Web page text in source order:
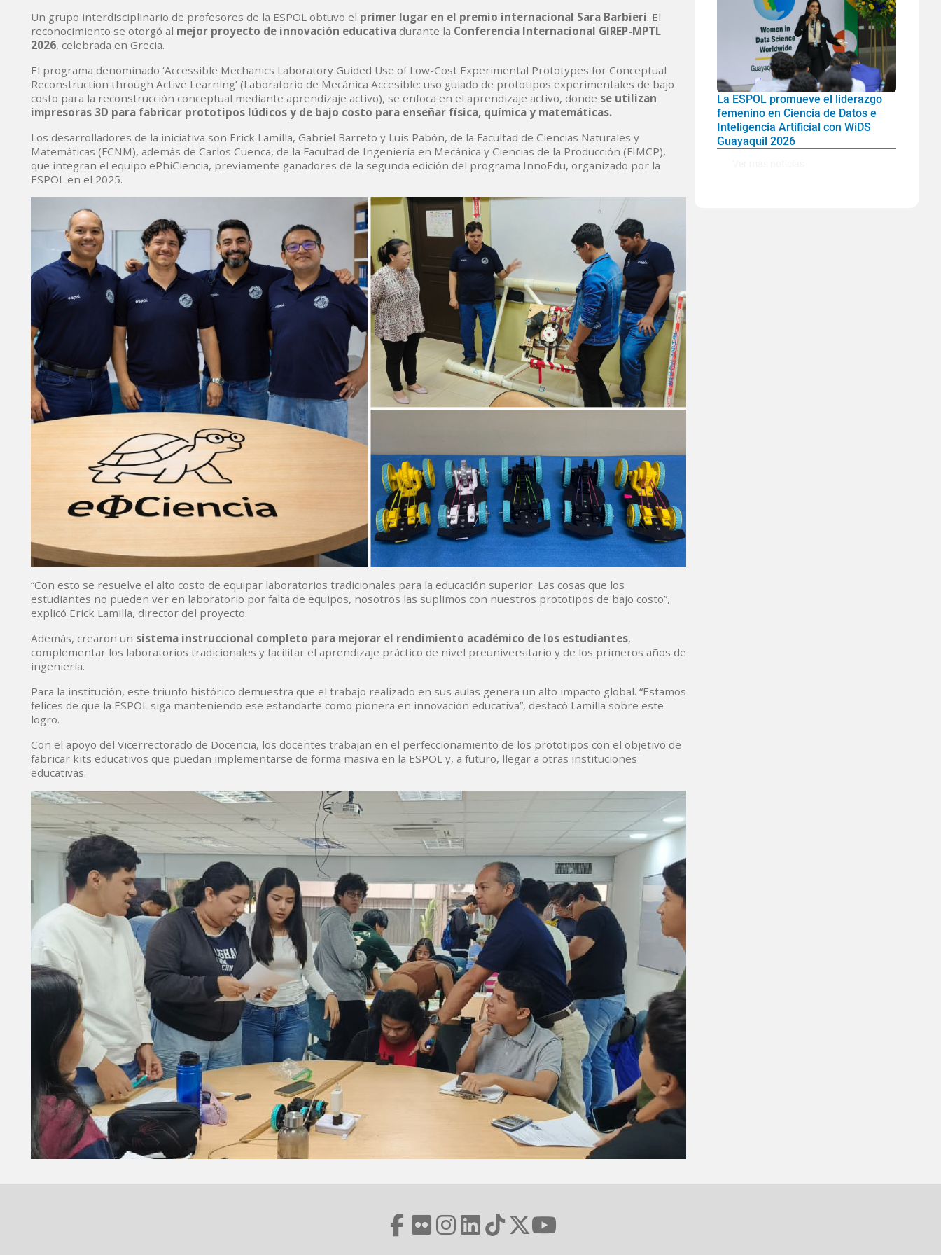
Un grupo interdisciplinario de profesores de la ESPOL obtuvo el primer lugar en el premio internacional Sara Barbieri. El
reconocimiento se otorgó al mejor proyecto de innovación educativa durante la Conferencia Internacional GIREP-MPTL
2026, celebrada en Grecia.
El programa denominado ‘Accessible Mechanics Laboratory Guided Use of Low-Cost Experimental Prototypes for Conceptual
Reconstruction through Active Learning’ (Laboratorio de Mecánica Accesible: uso guiado de prototipos experimentales de bajo
costo para la reconstrucción conceptual mediante aprendizaje activo), se enfoca en el aprendizaje activo, donde se utilizan
impresoras 3D para fabricar prototipos lúdicos y de bajo costo para enseñar física, química y matemáticas.
Los desarrolladores de la iniciativa son Erick Lamilla, Gabriel Barreto y Luis Pabón, de la Facultad de Ciencias Naturales y
Matemáticas (FCNM), además de Carlos Cuenca, de la Facultad de Ingeniería en Mecánica y Ciencias de la Producción (FIMCP),
que integran el equipo ePhiCiencia, previamente ganadores de la segunda edición del programa InnoEdu, organizado por la
ESPOL en el 2025.
“Con esto se resuelve el alto costo de equipar laboratorios tradicionales para la educación superior. Las cosas que los
estudiantes no pueden ver en laboratorio por falta de equipos, nosotros las suplimos con nuestros prototipos de bajo costo”,
explicó Erick Lamilla, director del proyecto.
Además, crearon un sistema instruccional completo para mejorar el rendimiento académico de los estudiantes,
complementar los laboratorios tradicionales y facilitar el aprendizaje práctico de nivel preuniversitario y de los primeros años de
ingeniería.
Para la institución, este triunfo histórico demuestra que el trabajo realizado en sus aulas genera un alto impacto global. “Estamos
felices de que la ESPOL siga manteniendo ese estandarte como pionera en innovación educativa”, destacó Lamilla sobre este
logro.
Con el apoyo del Vicerrectorado de Docencia, los docentes trabajan en el perfeccionamiento de los prototipos con el objetivo de
fabricar kits educativos que puedan implementarse de forma masiva en la ESPOL y, a futuro, llegar a otras instituciones
educativas.
La ESPOL promueve el liderazgo
femenino en Ciencia de Datos e
Inteligencia Artificial con WiDS
Guayaquil 2026